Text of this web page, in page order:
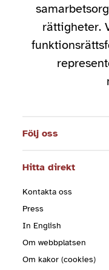
rättigheter.
Följ oss
Hitta direkt
Kontakta oss
Press
In English
Om webbplatsen
Om kakor (cookies)